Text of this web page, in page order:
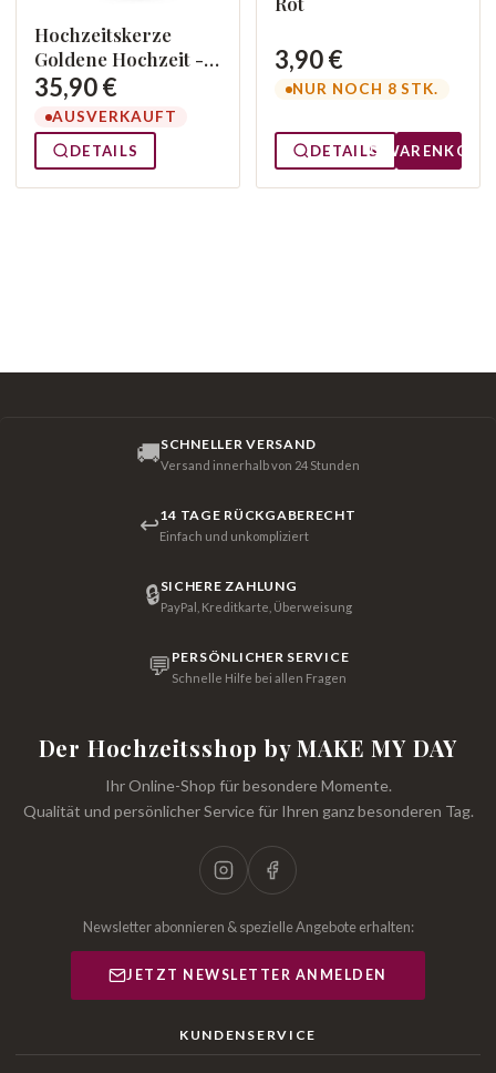
Hochzeitskerze
Goldene Hochzeit -
Elegant
35,90 €
AUSVERKAUFT
DETAILS
3,90 €
NUR NOCH 8 STK.
DETAILS WARENKORB
🚚SCHNELLER VERSAND
Versand innerhalb von 24 Stunden
↩14 TAGE RÜCKGABERECHT
Einfach und unkompliziert
🔒SICHERE ZAHLUNG
PayPal, Kreditkarte, Überweisung
💬 PERSÖNLICHER SERVICE
Schnelle Hilfe bei allen Fragen
Der Hochzeitsshop by MAKE MY DAY
Ihr Online-Shop für besondere Momente.
Qualität und persönlicher Service für Ihren ganz besonderen Tag.
Newsletter abonnieren & spezielle Angebote erhalten:
JETZT NEWSLETTER ANMELDEN
KUNDENSERVICE